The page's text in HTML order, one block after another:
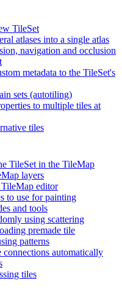
TileSet
atlases into a single atlas
navigation and occlusion
metadata to the TileSet's
sets (autotiling)
to multiple tiles at
tiles
TileSet in the TileMap
layers
editor
to use for painting
and tools
using scattering
premade tile
patterns
automatically
tiles